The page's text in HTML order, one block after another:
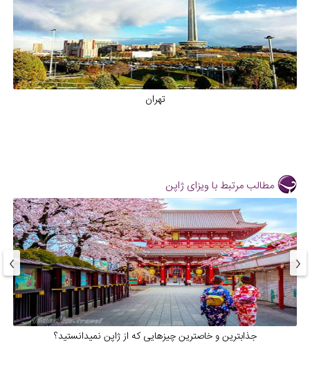
تهران
مطالب مرتبط با ویزای ژاپن
جذابترین و خاصترین چیزهایی که از ژاپن نمیدانستید؟
‹
›